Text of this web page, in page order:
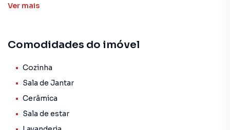
oferece fácil acesso a diversos serviços e equipamentos
busca um lar confortável e bem situado.
salas amplas e uma prática lavanderia, proporcionando
praticidade no dia a dia. O imóvel, embora não venha
mobiliado, apresenta todas as condições necessárias para
Ver mais
Comodidades do imóvel
Cozinha
Sala de Jantar
Cerâmica
Sala de estar